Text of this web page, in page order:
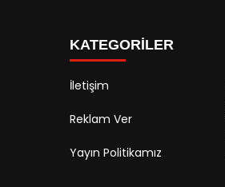
KATEGORİLER
İletişim
Reklam Ver
Yayın Politikamız